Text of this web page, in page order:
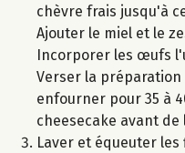
chèvre frais jusqu'à
Ajouter le miel et le
Incorporer les œufs
Verser la
enfourner pour 35 à
cheesecake avant de
Laver et équeuter